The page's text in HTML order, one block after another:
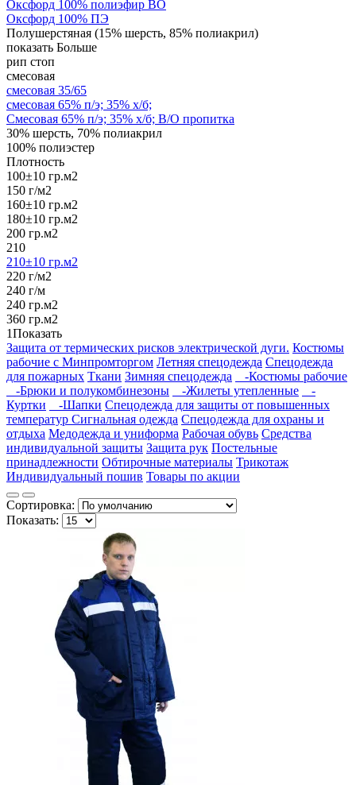
Оксфорд 100% полиэфир ВО
Оксфорд 100% ПЭ
Полушерстяная (15% шерсть, 85% полиакрил)
показать Больше
рип стоп
смесовая
смесовая 35/65
смесовая 65% п/э; 35% х/б;
Смесовая 65% п/э; 35% х/б; В/О пропитка
30% шерсть, 70% полиакрил
100% полиэстер
Плотность
100±10 гр.м2
150 г/м2
160±10 гр.м2
180±10 гр.м2
200 гр.м2
210
210±10 гр.м2
220 г/м2
240 г/м
240 гр.м2
360 гр.м2
1Показать
Защита от термических рисков электрической дуги. Костюмы
рабочие с Минпромторгом Летняя спецодежда Спецодежда
для пожарных Ткани Зимняя спецодежда
-Костюмы рабочие
-Брюки и полукомбинезоны
-Жилеты утепленные
-
Куртки
-Шапки Спецодежда для защиты от повышенных
температур Сигнальная одежда Спецодежда для охраны и
отдыха Медодежда и униформа Рабочая обувь Средства
индивидуальной защиты Защита рук Постельные
принадлежности Обтирочные материалы Трикотаж
Индивидуальный пошив Товары по акции
Сортировка:
Показать: